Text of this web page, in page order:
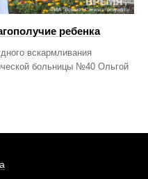
ребенка
вскармливания
больницы №40 Ольгой